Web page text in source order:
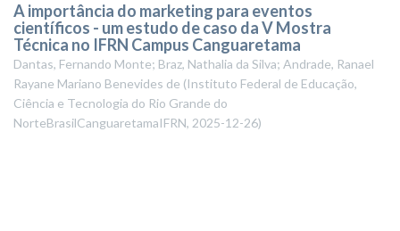
A importância do marketing para eventos
científicos - um estudo de caso da V Mostra
Técnica no IFRN Campus Canguaretama
Dantas, Fernando Monte; Braz, Nathalia da Silva; Andrade, Ranael
Rayane Mariano Benevides de (Instituto Federal de Educação,
Ciência e Tecnologia do Rio Grande do
NorteBrasilCanguaretamaIFRN, 2025-12-26)